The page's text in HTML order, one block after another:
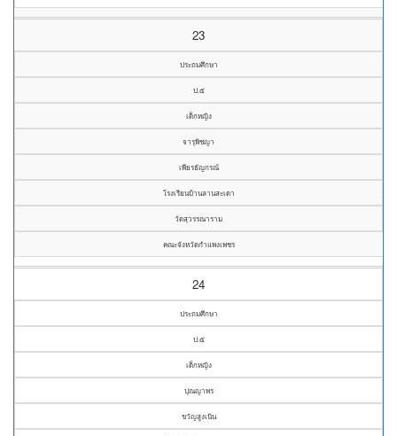
23
ประถมศึกษา
ป.๕
เด็กหญิง
จารุพิชญา
เพียรธัญกรณ์
โรงเรียนบ้านลานสะเดา
วัดสุวรรณาราม
คณะจังหวัดกำแพงเพชร
24
ประถมศึกษา
ป.๕
เด็กหญิง
ปุณญาพร
ขวัญสูงเนิน